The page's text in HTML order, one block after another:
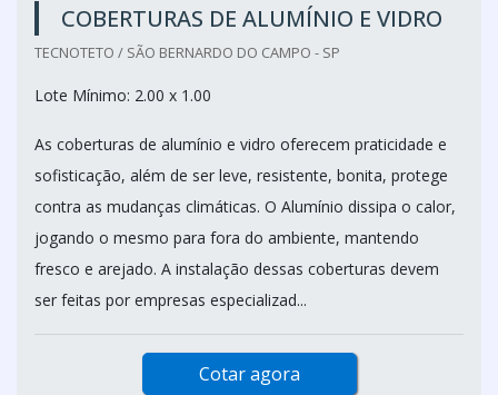
COBERTURAS DE ALUMÍNIO E VIDRO
TECNOTETO / SÃO BERNARDO DO CAMPO - SP
Lote Mínimo: 2.00 x 1.00
As coberturas de alumínio e vidro oferecem praticidade e
sofisticação, além de ser leve, resistente, bonita, protege
contra as mudanças climáticas. O Alumínio dissipa o calor,
jogando o mesmo para fora do ambiente, mantendo
fresco e arejado. A instalação dessas coberturas devem
ser feitas por empresas especializad...
Cotar agora